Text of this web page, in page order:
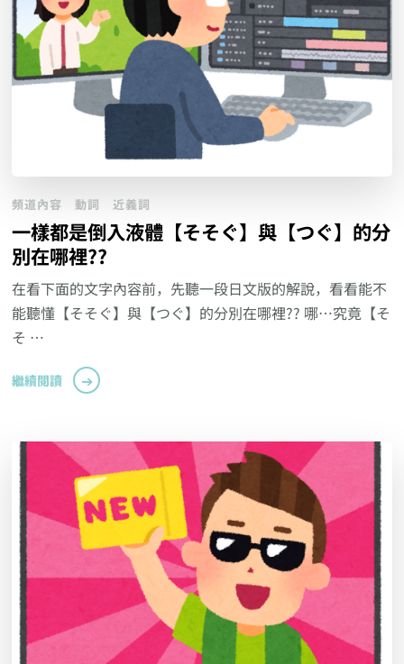
頻道內容 動詞 近義詞
一樣都是倒入液體【そそぐ】與【つぐ】的分
別在哪裡??
在看下面的文字內容前，先聽一段日文版的解說，看看能不
能聽懂【そそぐ】與【つぐ】的分別在哪裡?? 哪…究竟【そ
そ …
繼續閱讀